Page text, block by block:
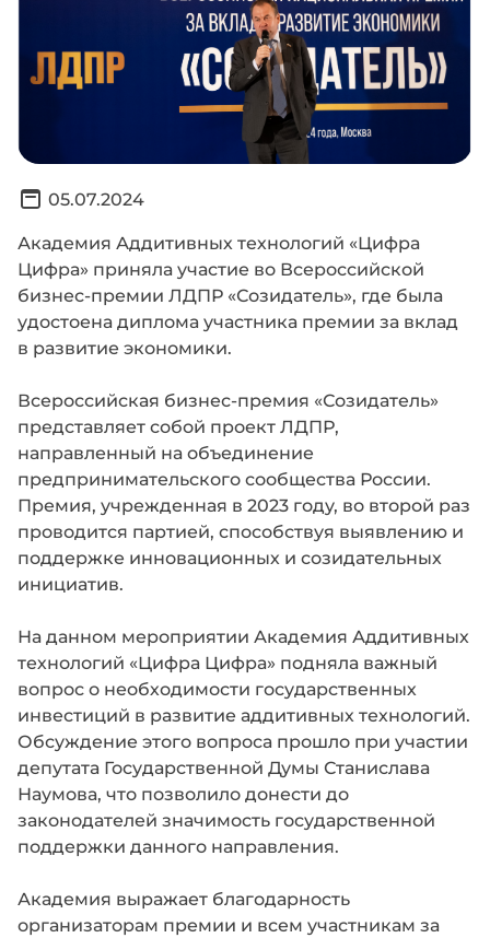
05.07.2024
Академия Аддитивных технологий «Цифра
Цифра» приняла участие во Всероссийской
бизнес-премии ЛДПР «Созидатель», где была
удостоена диплома участника премии за вклад
в развитие экономики.
Всероссийская бизнес-премия «Созидатель»
представляет собой проект ЛДПР,
направленный на объединение
предпринимательского сообщества России.
Премия, учрежденная в 2023 году, во второй раз
проводится партией, способствуя выявлению и
поддержке инновационных и созидательных
инициатив.
На данном мероприятии Академия Аддитивных
технологий «Цифра Цифра» подняла важный
вопрос о необходимости государственных
инвестиций в развитие аддитивных технологий.
Обсуждение этого вопроса прошло при участии
депутата Государственной Думы Станислава
Наумова, что позволило донести до
законодателей значимость государственной
поддержки данного направления.
Академия выражает благодарность
организаторам премии и всем участникам за